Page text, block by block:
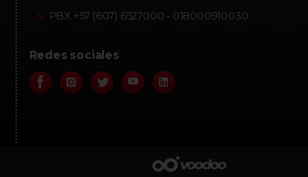
PBX +57 (607) 6527000 - 018000910030
Redes sociales